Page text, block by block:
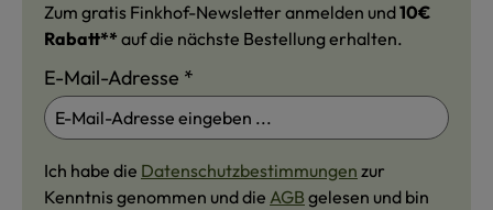
Zum gratis Finkhof-Newsletter anmelden und10€
Rabatt** auf die nächste Bestellung erhalten.
E-Mail-Adresse *
Ich habe die Datenschutzbestimmungen zur
Kenntnis genommen und die AGB gelesen und bin